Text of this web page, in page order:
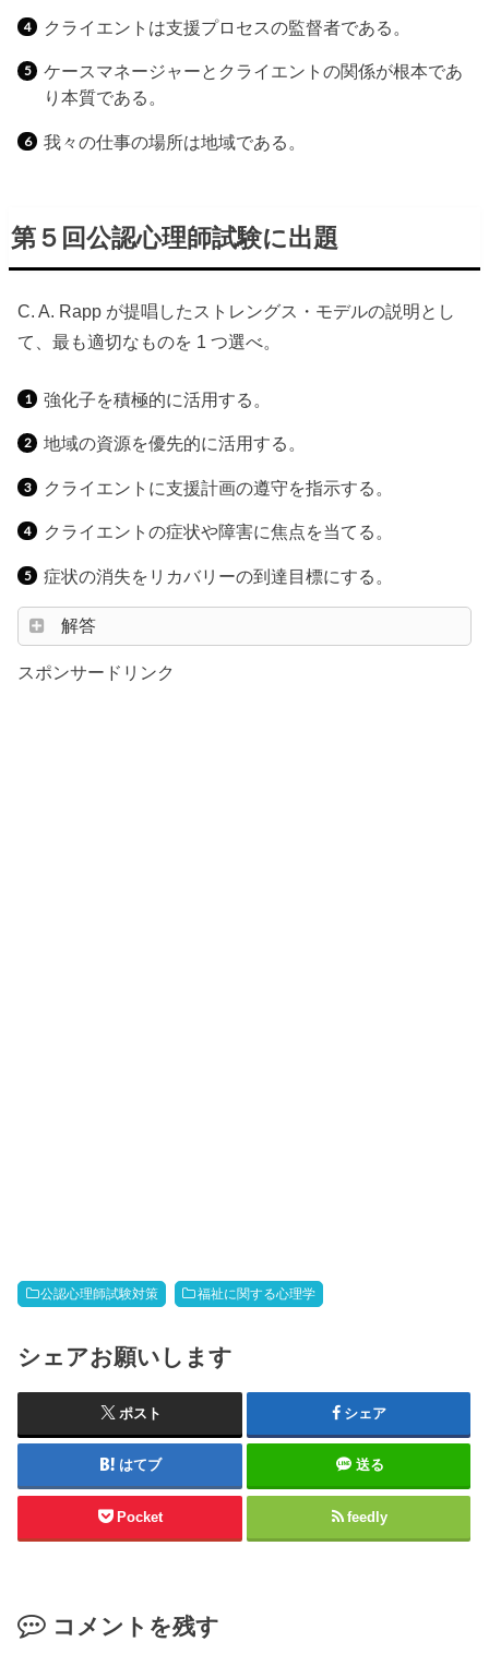
クライエントは支援プロセスの監督者である。
ケースマネージャーとクライエントの関係が根本であ
り本質である。
我々の仕事の場所は地域である。
第５回公認心理師試験に出題
C. A. Rapp が提唱したストレングス・モデルの説明とし
て、最も適切なものを 1 つ選べ。
強化子を積極的に活用する。
地域の資源を優先的に活用する。
クライエントに支援計画の遵守を指示する。
クライエントの症状や障害に焦点を当てる。
症状の消失をリカバリーの到達目標にする。
解答
スポンサードリンク
公認心理師試験対策 福祉に関する心理学
シェアお願いします
ポスト シェア
はてブ 送る
Pocket feedly
コメントを残す